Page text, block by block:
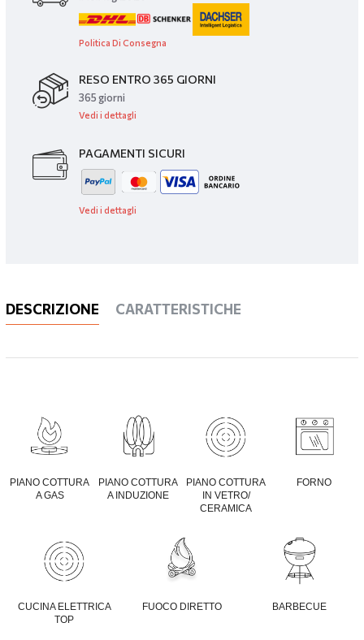
Politica Di Consegna
RESO ENTRO 365 GIORNI
365 giorni
Vedi i dettagli
PAGAMENTI SICURI
Vedi i dettagli
DESCRIZIONE CARATTERISTICHE
PIANO COTTURA
A GAS
PIANO COTTURA
A INDUZIONE
PIANO COTTURA
IN VETRO/
CERAMICA
FORNO
CUCINA ELETTRICA
TOP
FUOCO DIRETTO BARBECUE